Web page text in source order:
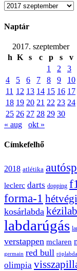
Archívum
Naptár
2017. szeptember
h K s c p s
v
1
2
3
4
5 6 7 8 9
10
11 12 13 14 15 16 17
18 19 20 21 22 23 24
25 26 27 28 29 30
« aug
okt »
Címkefelhő
2018 atlétika
leclerc darts dopping f1
forma-1
kosárlabda
labdarúgás
verstappen mclaren
germain red bull röplabda
olimpia